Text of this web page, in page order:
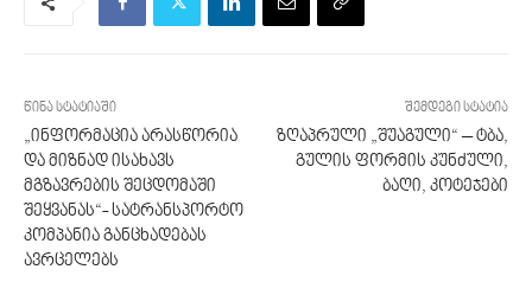
წინა სტატიაში
„ინფორმაცია არასწორია
და მიზნად ისახავს
მგზავრების შეცდომაში
შეყვანას“- სატრანსპორტო
კომპანია განცხადებას
ავრცელებს
შემდეგი სტატია
ზღაპრული „შუაგული“ – ტბა,
გულის ფორმის კუნძული,
ბაღი, კოტეჯები